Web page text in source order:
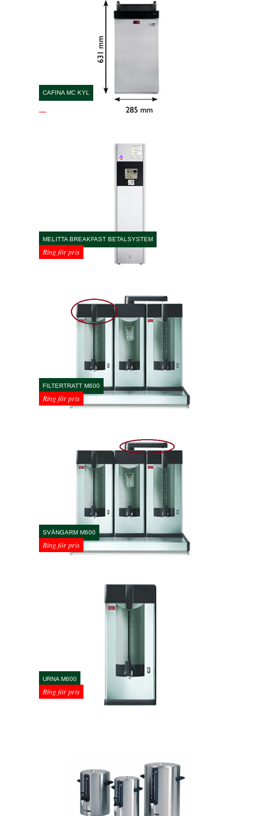
CAFINA MC KYL
MELITTA BREAKFAST BETALSYSTEM
Ring för pris
FILTERTRATT M600
Ring för pris
SVÄNGARM M600
Ring för pris
URNA M600
Ring för pris